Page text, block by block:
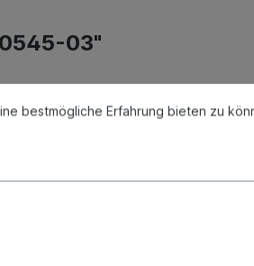
03"
bestmögliche Erfahrung bieten zu